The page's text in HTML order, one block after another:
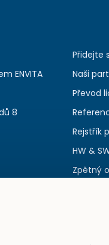
ENVITA
8
Přidejte
Naši
Převod
Rejstřík
HW &
Zpětný